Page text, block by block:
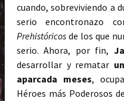
cuando, sobreviviendo a
serio encontronazo
Prehistóricos de los que
serio. Ahora, por fin,
desarrollar y rematar
aparcada meses,
Héroes más Poderosos